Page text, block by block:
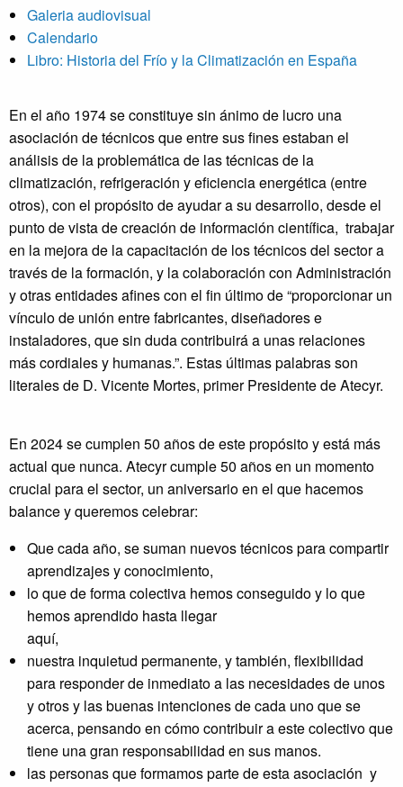
Galeria audiovisual
Calendario
Libro: Historia del Frío y la Climatización en España
En el año 1974 se constituye sin ánimo de lucro una
asociación de técnicos que entre sus fines estaban el
análisis de la problemática de las técnicas de la
climatización, refrigeración y eficiencia energética (entre
otros), con el propósito de ayudar a su desarrollo, desde el
punto de vista de creación de información científica, trabajar
en la mejora de la capacitación de los técnicos del sector a
través de la formación, y la colaboración con Administración
y otras entidades afines con el fin último de “proporcionar un
vínculo de unión entre fabricantes, diseñadores e
instaladores, que sin duda contribuirá a unas relaciones
más cordiales y humanas.”. Estas últimas palabras son
literales de D. Vicente Mortes, primer Presidente de Atecyr.
En 2024 se cumplen 50 años de este propósito y está más
actual que nunca. Atecyr cumple 50 años en un momento
crucial para el sector, un aniversario en el que hacemos
balance y queremos celebrar:
Que cada año, se suman nuevos técnicos para compartir
aprendizajes y conocimiento,
lo que de forma colectiva hemos conseguido y lo que
hemos aprendido hasta llegar
aquí,
nuestra inquietud permanente, y también, flexibilidad
para responder de inmediato a las necesidades de unos
y otros y las buenas intenciones de cada uno que se
acerca, pensando en cómo contribuir a este colectivo que
tiene una gran responsabilidad en sus manos.
las personas que formamos parte de esta asociación y